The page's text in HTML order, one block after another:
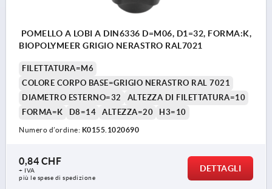
POMELLO A LOBI A DIN6336 D=M06, D1=32, FORMA:K,
BIOPOLYMEER GRIGIO NERASTRO RAL7021
FILETTATURA=M6
COLORE CORPO BASE=GRIGIO NERASTRO RAL 7021
DIAMETRO ESTERNO=32
ALTEZZA DI FILETTATURA=10
FORMA=K
D8=14 ALTEZZA=20 H3=10
Numero d’ordine: K0155.1020690
0,84 CHF
+ IVA
più le spese di spedizione
DETTAGLI